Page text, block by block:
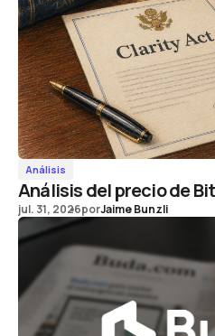
Análisis
Análisis del precio de
jul. 31, 2026porJaime Bunzli